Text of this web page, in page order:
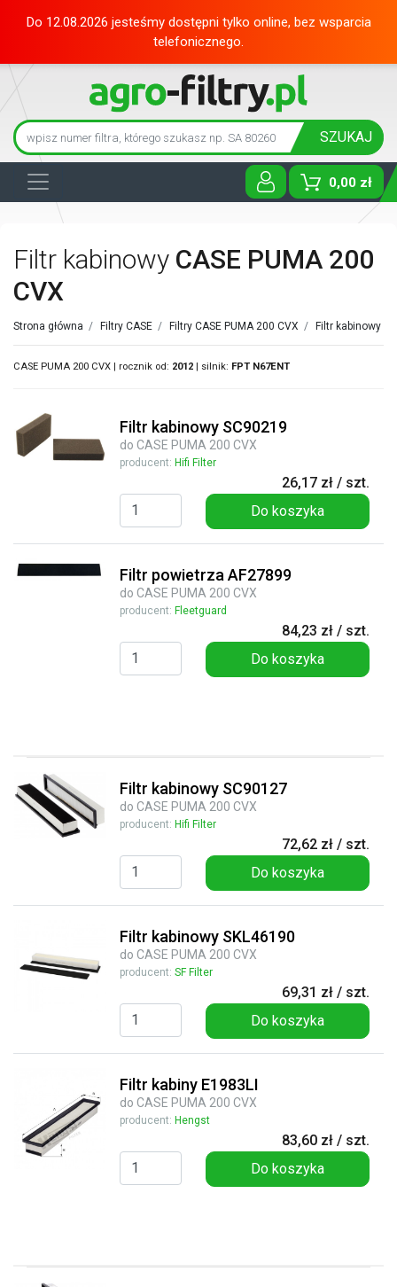
Do 12.08.2026 jesteśmy dostępni tylko online, bez wsparcia
telefonicznego.
SZUKAJ
0,00 zł
Toggle
Filtr kabinowy CASE PUMA 200
CVX
Strona główna / Filtry CASE / Filtry CASE PUMA 200 CVX / Filtr kabinowy
CASE PUMA 200 CVX | rocznik od: 2012 | silnik: FPT N67ENT
Filtr kabinowy SC90219
do CASE PUMA 200 CVX
producent: Hifi Filter
26,17 zł / szt.
Do koszyka
Filtr powietrza AF27899
do CASE PUMA 200 CVX
producent: Fleetguard
84,23 zł / szt.
Do koszyka
Filtr kabinowy SC90127
do CASE PUMA 200 CVX
producent: Hifi Filter
72,62 zł / szt.
Do koszyka
Filtr kabinowy SKL46190
do CASE PUMA 200 CVX
producent: SF Filter
69,31 zł / szt.
Do koszyka
Filtr kabiny E1983LI
do CASE PUMA 200 CVX
producent: Hengst
83,60 zł / szt.
Do koszyka